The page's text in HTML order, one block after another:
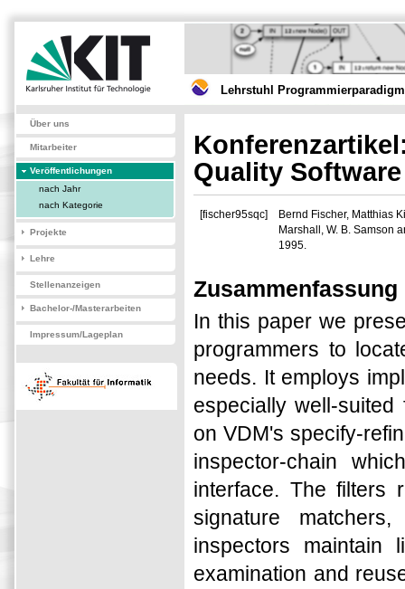
Lehrstuhl
Über uns
Mitarbeiter
Veröffentlichungen
nach Jahr
nach Kategorie
Projekte
Lehre
Stellenanzeigen
Bachelor-/Masterarbeiten
Impressum/Lageplan
Quality Software
[fischer95sqc]
Bernd Fischer, Matthias
Marshall, W. B. Samson
1995.
Zusammenfassung
In this paper we
programmers to
needs. It employs
especially well-
on VDM's specify-
inspector-chain
interface. The filters
signature
inspectors maintain
examination and